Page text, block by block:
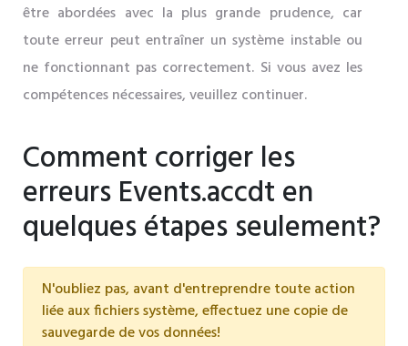
être abordées avec la plus grande prudence, car
toute erreur peut entraîner un système instable ou
ne fonctionnant pas correctement. Si vous avez les
compétences nécessaires, veuillez continuer.
Comment corriger les
erreurs Events.accdt en
quelques étapes seulement?
N'oubliez pas, avant d'entreprendre toute action
liée aux fichiers système, effectuez une copie de
sauvegarde de vos données!